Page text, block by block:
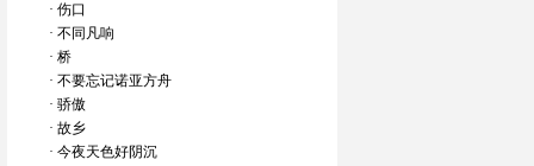
· 伤口
· 不同凡响
· 桥
· 不要忘记诺亚方舟
· 骄傲
· 故乡
· 今夜天色好阴沉